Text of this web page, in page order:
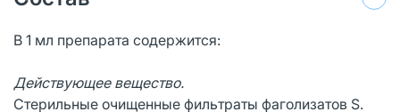
В 1 мл препарата содержится:
Действующее вещество.
Стерильные очищенные фильтраты фаголизатов S.